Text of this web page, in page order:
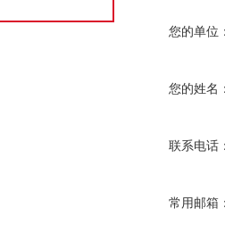
您的单位
您的姓名
联系电话
常用邮箱